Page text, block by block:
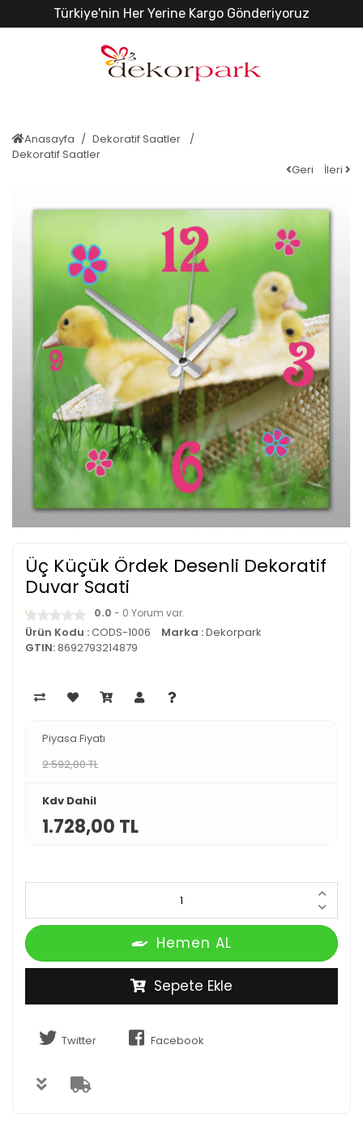
Türkiye'nin Her Yerine Kargo Gönderiyoruz
Anasayfa
Dekoratif Saatler
Dekoratif Saatler
Geri
İleri
Üç Küçük Ördek Desenli Dekoratif
Duvar Saati
0.0 - 0 Yorum var.
Ürün Kodu :CODS-1006 Marka :Dekorpark
GTIN:8692793214879
Piyasa Fiyatı
2.592,00 TL
Kdv Dahil
1.728,00 TL
Hemen AL
Sepete Ekle
Twitter Facebook